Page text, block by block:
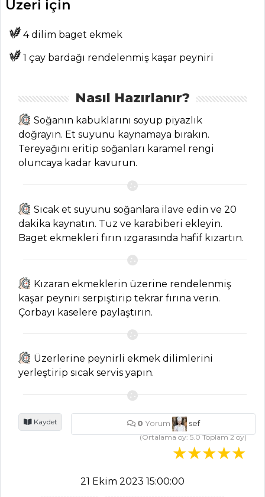
BALIK
YEMEKLERI
Sarımsaklı Ve
Dereotlu Somon
Tarifi, Nasıl Yapılır?
Kiremitte
palamut Tarifi,
Balık Yemekleri
Tüm Tarifleri
Cevizli Pazı
Tarifi, Nasıl Yapılır?
Brezilya Usulü
Yapılır?
Yapılır?
Salatalar Tüm
Üzeri için
4 dilim baget ekmek
1 çay bardağı rendelenmiş kaşar peyniri
Nasıl Hazırlanır?
Soğanın kabuklarını soyup piyazlık
doğrayın. Et suyunu kaynamaya bırakın.
Tereyağını eritip soğanları karamel rengi
oluncaya kadar kavurun.
Sıcak et suyunu soğanlara ilave edin ve 20
dakika kaynatın. Tuz ve karabiberi ekleyin.
Baget ekmekleri fırın ızgarasında hafif kızartın.
Kızaran ekmeklerin üzerine rendelenmiş
kaşar peyniri serpiştirip tekrar fırına verin.
Çorbayı kaselere paylaştırın.
Üzerlerine peynirli ekmek dilimlerini
yerleştirip sıcak servis yapın.
Kaydet 0 Yorum
sef
(Ortalama oy:5.0Toplam2oy)
21 Ekim 2023 15:00:00